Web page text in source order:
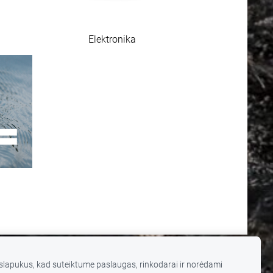
Elektronika
kad suteiktume paslaugas, rinkodarai ir norėdami